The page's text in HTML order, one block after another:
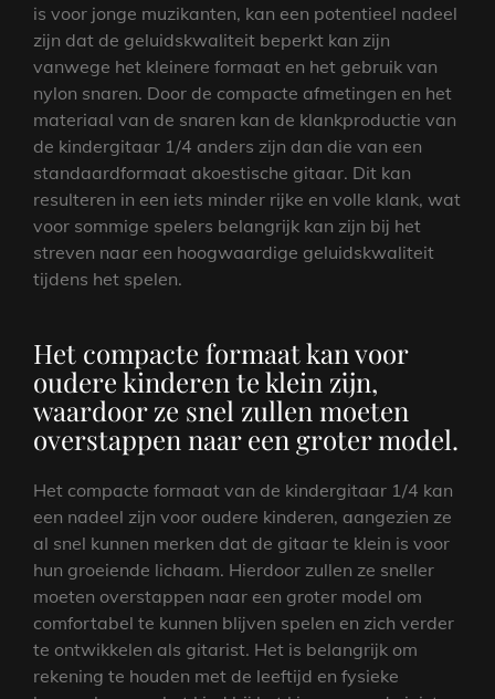
is voor jonge muzikanten, kan een potentieel nadeel
zijn dat de geluidskwaliteit beperkt kan zijn
vanwege het kleinere formaat en het gebruik van
nylon snaren. Door de compacte afmetingen en het
materiaal van de snaren kan de klankproductie van
de kindergitaar 1/4 anders zijn dan die van een
standaardformaat akoestische gitaar. Dit kan
resulteren in een iets minder rijke en volle klank, wat
voor sommige spelers belangrijk kan zijn bij het
streven naar een hoogwaardige geluidskwaliteit
tijdens het spelen.
Het compacte formaat kan voor
oudere kinderen te klein zijn,
waardoor ze snel zullen moeten
overstappen naar een groter model.
Het compacte formaat van de kindergitaar 1/4 kan
een nadeel zijn voor oudere kinderen, aangezien ze
al snel kunnen merken dat de gitaar te klein is voor
hun groeiende lichaam. Hierdoor zullen ze sneller
moeten overstappen naar een groter model om
comfortabel te kunnen blijven spelen en zich verder
te ontwikkelen als gitarist. Het is belangrijk om
rekening te houden met de leeftijd en fysieke